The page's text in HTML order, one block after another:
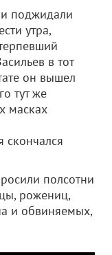
поджидали
утра,
в тот
он вышел
тут же
масках
скончался
полсотни
рожениц,
и обвиняемых,